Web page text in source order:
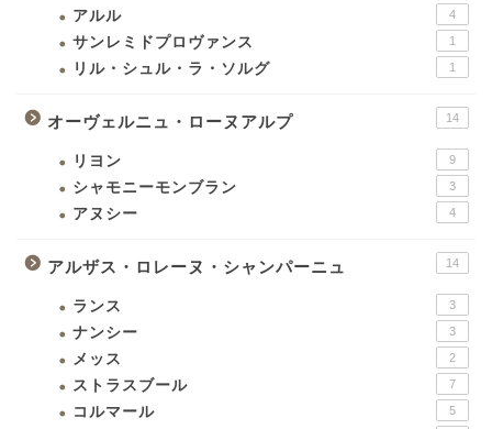
アルル 4
サンレミドプロヴァンス 1
リル・シュル・ラ・ソルグ 1
オーヴェルニュ・ローヌアルプ 14
リヨン 9
シャモニーモンブラン 3
アヌシー 4
アルザス・ロレーヌ・シャンパーニュ 14
ランス 3
ナンシー 3
メッス 2
ストラスブール 7
コルマール 5